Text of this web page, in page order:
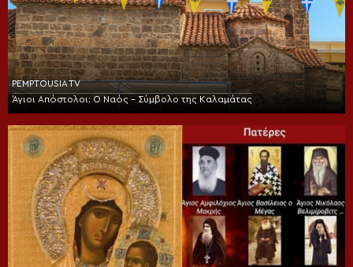
PEMPTOUSIA TV
Άγιοι Απόστολοι: Ο Ναός – Σύμβολο της Καλαμάτας